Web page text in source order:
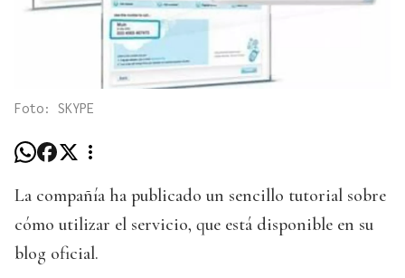
Foto: SKYPE
La compañía ha publicado un sencillo tutorial sobre
cómo utilizar el servicio, que está disponible en su
blog oficial.